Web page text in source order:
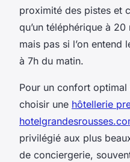
proximité des pistes et
qu’un téléphérique à
mais pas si l’on entend
à 7h du matin.
Pour un confort
choisir une hôtellerie
privilégié aux plus
de conciergerie,